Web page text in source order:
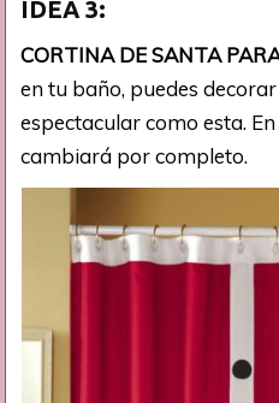
IDEA 3:
CORTINA DE SANTA
en tu baño, puedes
espectacular como esta.
cambiará por completo.